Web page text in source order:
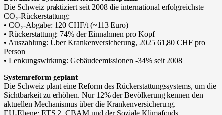
Die Schweiz praktiziert seit 2008 die international erfolgreichste
CO₂-Rückerstattung:
• CO₂-Abgabe: 120 CHF/t (~113 Euro)
• Rückerstattung: 74% der Einnahmen pro Kopf
• Auszahlung: Über Krankenversicherung, 2025 61,80 CHF pro
Person
• Lenkungswirkung: Gebäudeemissionen -34% seit 2008
Systemreform geplant
Die Schweiz plant eine Reform des Rückerstattungssystems, um die
Sichtbarkeit zu erhöhen. Nur 12% der Bevölkerung kennen den
aktuellen Mechanismus über die Krankenversicherung.
EU-Ebene: ETS 2, CBAM und der Soziale Klimafonds